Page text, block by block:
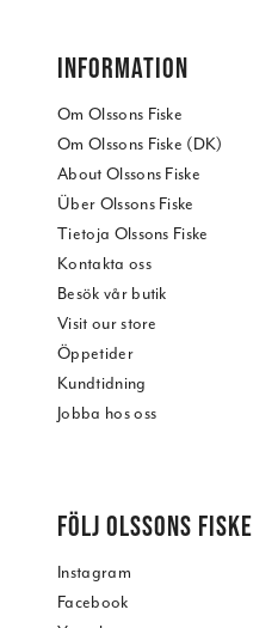
INFORMATION
Om Olssons Fiske
Om Olssons Fiske (DK)
About Olssons Fiske
Über Olssons Fiske
Tietoja Olssons Fiske
Kontakta oss
Besök vår butik
Visit our store
Öppetider
Kundtidning
Jobba hos oss
FÖLJ OLSSONS FISKE
Instagram
Facebook